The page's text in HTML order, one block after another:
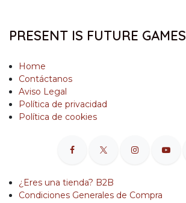
PRESENT IS FUTURE GAMES
Home
Contáctanos
Aviso Legal
Política de privacidad
Política de cookies
¿Eres una tienda? B2B
Condiciones Generales de Compra